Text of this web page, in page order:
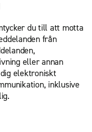
du till att motta
från
eller annan
elektroniskt
inklusive